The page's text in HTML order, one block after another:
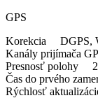
GPS
Korekcia DGPS,
Kanály prijímača
Presnosť polohy
Čas do prvého
Rýchlosť